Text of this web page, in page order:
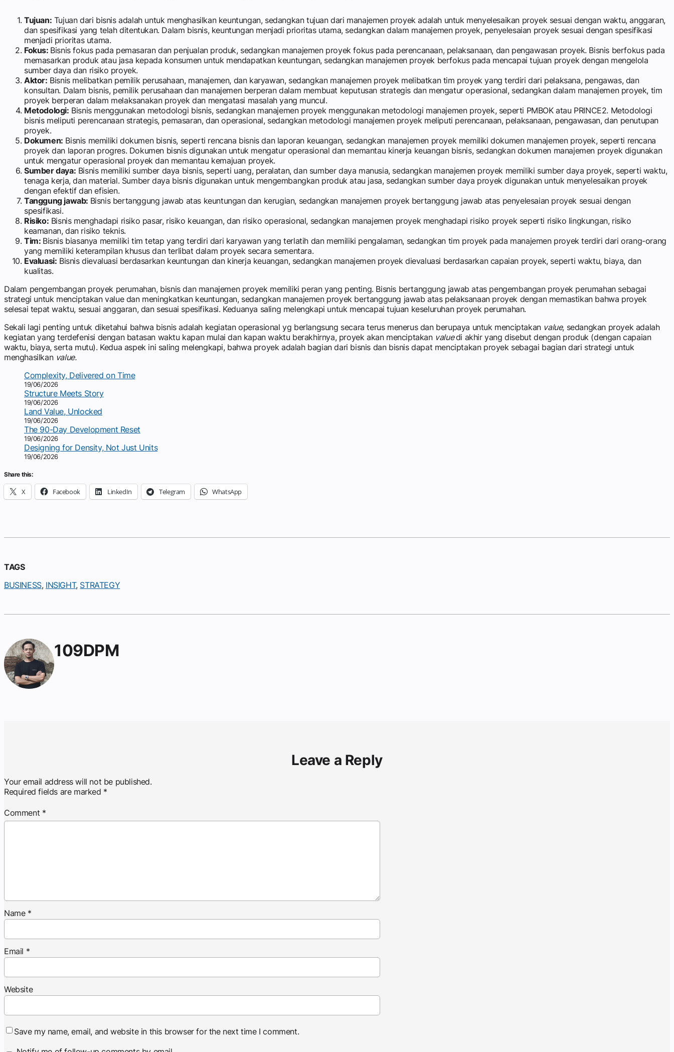
Tujuan: Tujuan dari bisnis adalah untuk menghasilkan keuntungan, sedangkan tujuan dari manajemen proyek adalah untuk menyelesaikan proyek sesuai dengan waktu, anggaran,
dan spesifikasi yang telah ditentukan. Dalam bisnis, keuntungan menjadi prioritas utama, sedangkan dalam manajemen proyek, penyelesaian proyek sesuai dengan spesifikasi
menjadi prioritas utama.
Fokus: Bisnis fokus pada pemasaran dan penjualan produk, sedangkan manajemen proyek fokus pada perencanaan, pelaksanaan, dan pengawasan proyek. Bisnis berfokus pada
memasarkan produk atau jasa kepada konsumen untuk mendapatkan keuntungan, sedangkan manajemen proyek berfokus pada mencapai tujuan proyek dengan mengelola
sumber daya dan risiko proyek.
Aktor: Bisnis melibatkan pemilik perusahaan, manajemen, dan karyawan, sedangkan manajemen proyek melibatkan tim proyek yang terdiri dari pelaksana, pengawas, dan
konsultan. Dalam bisnis, pemilik perusahaan dan manajemen berperan dalam membuat keputusan strategis dan mengatur operasional, sedangkan dalam manajemen proyek, tim
proyek berperan dalam melaksanakan proyek dan mengatasi masalah yang muncul.
Metodologi: Bisnis menggunakan metodologi bisnis, sedangkan manajemen proyek menggunakan metodologi manajemen proyek, seperti PMBOK atau PRINCE2. Metodologi
bisnis meliputi perencanaan strategis, pemasaran, dan operasional, sedangkan metodologi manajemen proyek meliputi perencanaan, pelaksanaan, pengawasan, dan penutupan
proyek.
Dokumen: Bisnis memiliki dokumen bisnis, seperti rencana bisnis dan laporan keuangan, sedangkan manajemen proyek memiliki dokumen manajemen proyek, seperti rencana
proyek dan laporan progres. Dokumen bisnis digunakan untuk mengatur operasional dan memantau kinerja keuangan bisnis, sedangkan dokumen manajemen proyek digunakan
untuk mengatur operasional proyek dan memantau kemajuan proyek.
Sumber daya: Bisnis memiliki sumber daya bisnis, seperti uang, peralatan, dan sumber daya manusia, sedangkan manajemen proyek memiliki sumber daya proyek, seperti waktu,
tenaga kerja, dan material. Sumber daya bisnis digunakan untuk mengembangkan produk atau jasa, sedangkan sumber daya proyek digunakan untuk menyelesaikan proyek
dengan efektif dan efisien.
Tanggung jawab: Bisnis bertanggung jawab atas keuntungan dan kerugian, sedangkan manajemen proyek bertanggung jawab atas penyelesaian proyek sesuai dengan
spesifikasi.
Risiko: Bisnis menghadapi risiko pasar, risiko keuangan, dan risiko operasional, sedangkan manajemen proyek menghadapi risiko proyek seperti risiko lingkungan, risiko
keamanan, dan risiko teknis.
Tim: Bisnis biasanya memiliki tim tetap yang terdiri dari karyawan yang terlatih dan memiliki pengalaman, sedangkan tim proyek pada manajemen proyek terdiri dari orang-orang
yang memiliki keterampilan khusus dan terlibat dalam proyek secara sementara.
Evaluasi: Bisnis dievaluasi berdasarkan keuntungan dan kinerja keuangan, sedangkan manajemen proyek dievaluasi berdasarkan capaian proyek, seperti waktu, biaya, dan
kualitas.
Dalam pengembangan proyek perumahan, bisnis dan manajemen proyek memiliki peran yang penting. Bisnis bertanggung jawab atas pengembangan proyek perumahan sebagai
strategi untuk menciptakan value dan meningkatkan keuntungan, sedangkan manajemen proyek bertanggung jawab atas pelaksanaan proyek dengan memastikan bahwa proyek
selesai tepat waktu, sesuai anggaran, dan sesuai spesifikasi. Keduanya saling melengkapi untuk mencapai tujuan keseluruhan proyek perumahan.
Sekali lagi penting untuk diketahui bahwa bisnis adalah kegiatan operasional yg berlangsung secara terus menerus dan berupaya untuk menciptakan value, sedangkan proyek adalah
kegiatan yang terdefenisi dengan batasan waktu kapan mulai dan kapan waktu berakhirnya, proyek akan menciptakan valuedi akhir yang disebut dengan produk (dengan capaian
waktu, biaya, serta mutu). Kedua aspek ini saling melengkapi, bahwa proyek adalah bagian dari bisnis dan bisnis dapat menciptakan proyek sebagai bagian dari strategi untuk
menghasilkan value.
Complexity, Delivered on Time
19/06/2026
Structure Meets Story
19/06/2026
Land Value, Unlocked
19/06/2026
The 90-Day Development Reset
19/06/2026
Designing for Density, Not Just Units
19/06/2026
Share this:
X Facebook LinkedIn Telegram WhatsApp
TAGS
BUSINESS, INSIGHT, STRATEGY
109DPM
Leave a Reply
Your email address will not be published.
Required fields are marked *
Comment *
Name *
Email *
Website
Save my name, email, and website in this browser for the next time I comment.